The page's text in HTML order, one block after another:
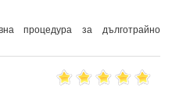
процедура за дълготрайно